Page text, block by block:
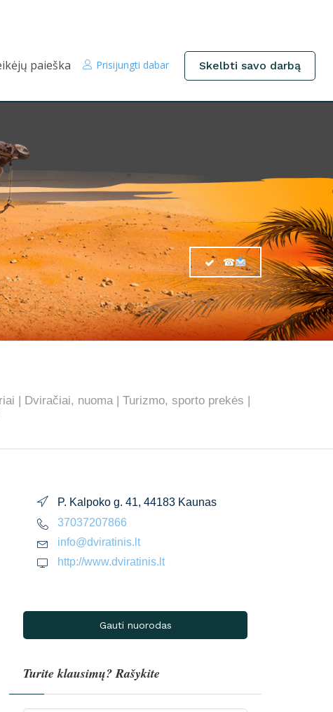
paieška Prisijungti dabar Skelbti savo darbą
☎
| Dviračiai, nuoma | Turizmo, sporto prekės |
P. Kalpoko g. 41, 44183 Kaunas
37037207866
info@dviratinis.lt
http://www.dviratinis.lt
Gauti nuorodas
Turite klausimų? Rašykite